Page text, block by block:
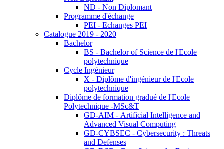
ND - Non Diplomant
Programme d'échange
PEI - Echanges PEI
Catalogue 2019 - 2020
Bachelor
BS - Bachelor of Science de l'Ecole
polytechnique
Cycle Ingénieur
X - Diplôme d'ingénieur de l'Ecole
polytechnique
Diplôme de formation gradué de l'Ecole
Polytechnique -MSc&T
GD-AIM - Artificial Intelligence and
Advanced Visual Computing
GD-CYBSEC - Cybersecurity : Threats
and Defenses